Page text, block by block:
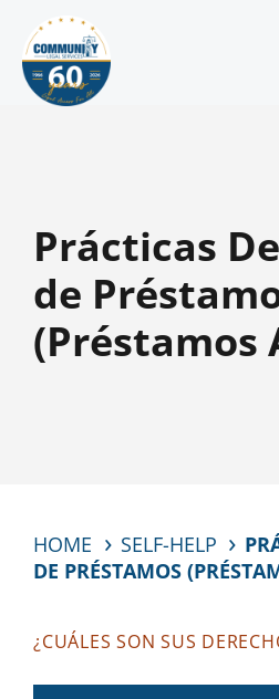
Prácticas
de
(Préstamos
HOME SELF-HELP
DE PRÉSTAMOS
¿CUÁLES SON SUS